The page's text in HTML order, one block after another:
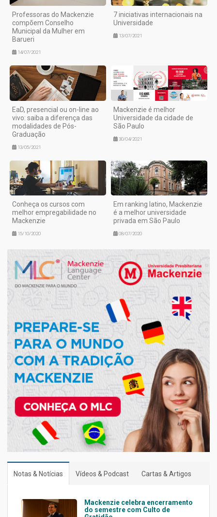
Professoras do Mackenzie
compõem Conselho
Municipal da Mulher em
Barueri
14/07/2021
7 iniciativas internacionais na
Universidade
13/07/2021
EaD, presencial ou on-line ao
vivo: saiba a diferença das
modalidades de Pós-
Graduação
13/05/2021
Mackenzie é melhor
Universidade da cidade de
São Paulo
30/04/2021
Conheça os cursos com
melhor empregabilidade no
Mackenzie
15/10/2020
Em ranking latino, Mackenzie
é a melhor universidade
privada em São Paulo
08/07/2020
Notas & Notícias Vídeos & Podcast Cartas & Artigos
Mackenzie celebra encerramento
do semestre com Culto de